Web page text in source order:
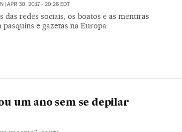
| APR 30, 2017 - 20:26 EDT
das redes sociais, os boatos e as mentiras
pasquins e gazetas na Europa
um ano sem se depilar